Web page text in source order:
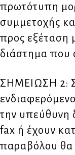
πρωτότυπη
συμμετοχής
προς εξέταση
διάστημα που
ΣΗΜΕΙΩΣΗ 2:
την υπεύθυνη
fax ή έχουν
παραβόλου θα